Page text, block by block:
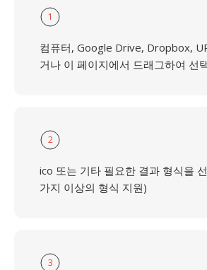
1
컴퓨터, Google Drive, Dropbox,
거나 이 페이지에서 드래그하여 선
2
ico 또는 기타 필요한 결과 형식을
가지 이상의 형식 지원)
3